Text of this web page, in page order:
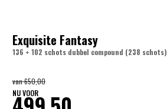
Exquisite Fantasy
136 + 102 schots dubbel compound (238 schots)
van650,00
NU VOOR